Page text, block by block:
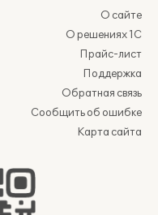
О сайте
О решениях 1С
Прайс-лист
Поддержка
Обратная связь
Сообщить об ошибке
Карта сайта